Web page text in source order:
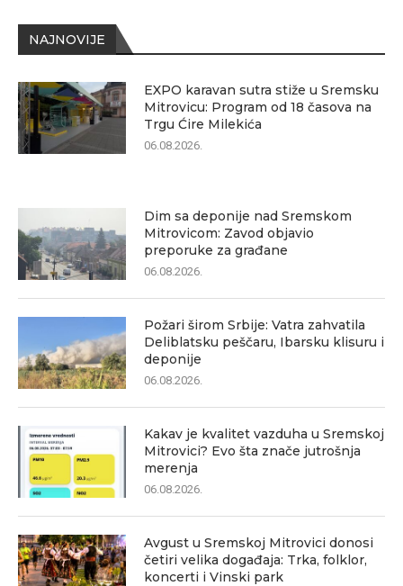
NAJNOVIJE
EXPO karavan sutra stiže u Sremsku
Mitrovicu: Program od 18 časova na
Trgu Ćire Milekića
06.08.2026.
Dim sa deponije nad Sremskom
Mitrovicom: Zavod objavio
preporuke za građane
06.08.2026.
Požari širom Srbije: Vatra zahvatila
Deliblatsku peščaru, Ibarsku klisuru i
deponije
06.08.2026.
Kakav je kvalitet vazduha u Sremskoj
Mitrovici? Evo šta znače jutrošnja
merenja
06.08.2026.
Avgust u Sremskoj Mitrovici donosi
četiri velika događaja: Trka, folklor,
koncerti i Vinski park